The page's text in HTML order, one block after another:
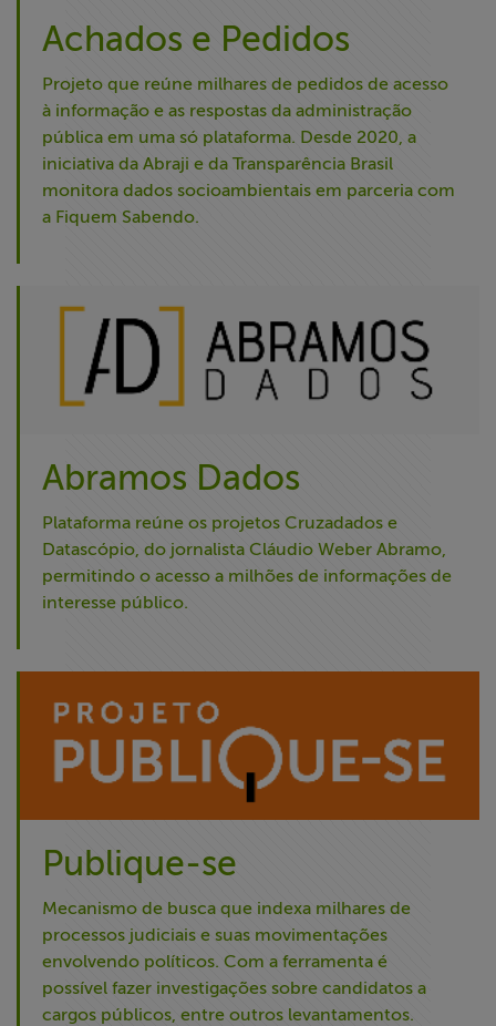
Achados e Pedidos
Projeto que reúne milhares de pedidos de acesso
à informação e as respostas da administração
pública em uma só plataforma. Desde 2020, a
iniciativa da Abraji e da Transparência Brasil
monitora dados socioambientais em parceria com
a Fiquem Sabendo.
Abramos Dados
Plataforma reúne os projetos Cruzadados e
Datascópio, do jornalista Cláudio Weber Abramo,
permitindo o acesso a milhões de informações de
interesse público.
Publique-se
Mecanismo de busca que indexa milhares de
processos judiciais e suas movimentações
envolvendo políticos. Com a ferramenta é
possível fazer investigações sobre candidatos a
cargos públicos, entre outros levantamentos.